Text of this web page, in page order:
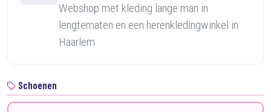
Webshop met kleding lange man in
lengtematen en een herenkledingwinkel in
Haarlem
Schoenen